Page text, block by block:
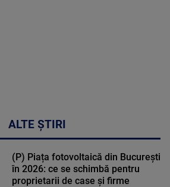
ALTE ȘTIRI
(P) Piața fotovoltaică din București
în 2026: ce se schimbă pentru
proprietarii de case și firme